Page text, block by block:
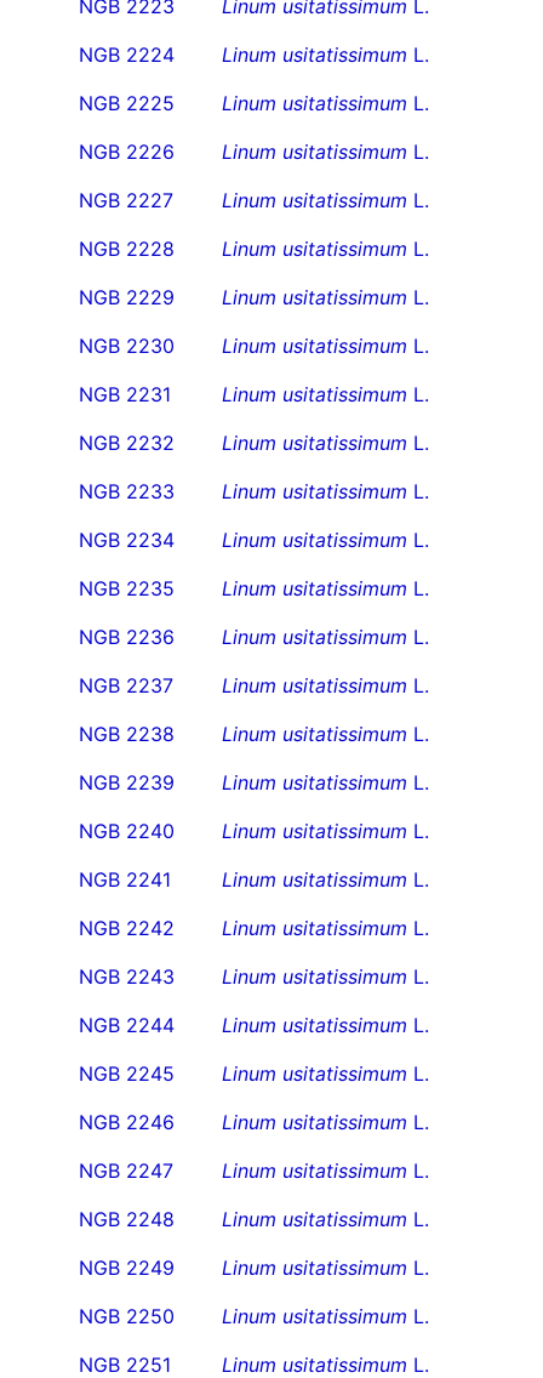
NGB 2223 Linum usitatissimum L.
NGB 2224
Linum usitatissimum L.
NGB 2225
Linum usitatissimum L.
NGB 2226
Linum usitatissimum L.
NGB 2227
Linum usitatissimum L.
NGB 2228
Linum usitatissimum L.
NGB 2229
Linum usitatissimum L.
NGB 2230
Linum usitatissimum L.
NGB 2231
Linum usitatissimum L.
NGB 2232
Linum usitatissimum L.
NGB 2233
Linum usitatissimum L.
NGB 2234
Linum usitatissimum L.
NGB 2235
Linum usitatissimum L.
NGB 2236
Linum usitatissimum L.
NGB 2237
Linum usitatissimum L.
NGB 2238
Linum usitatissimum L.
NGB 2239
Linum usitatissimum L.
NGB 2240
Linum usitatissimum L.
NGB 2241
Linum usitatissimum L.
NGB 2242
Linum usitatissimum L.
NGB 2243
Linum usitatissimum L.
NGB 2244
Linum usitatissimum L.
NGB 2245
Linum usitatissimum L.
NGB 2246
Linum usitatissimum L.
NGB 2247
Linum usitatissimum L.
NGB 2248
Linum usitatissimum L.
NGB 2249
Linum usitatissimum L.
NGB 2250
Linum usitatissimum L.
NGB 2251
Linum usitatissimum L.